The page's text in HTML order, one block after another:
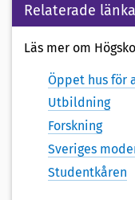
Relaterade
Läs mer om
Öppet hus för
Utbildning
Forskning
Sveriges
Studentkåren